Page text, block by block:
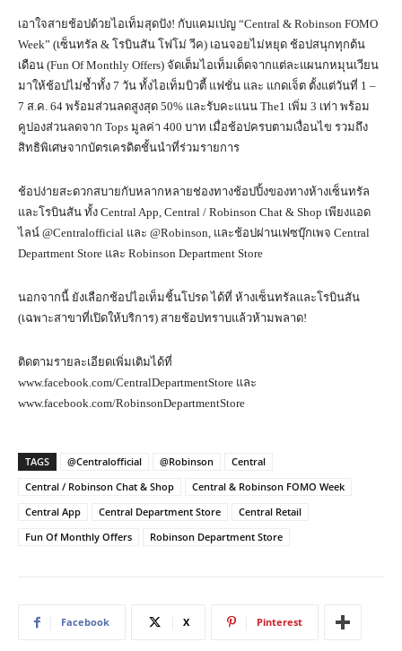
เอาใจสายช้อปด้วยไอเท็มสุดปัง! กับแคมเปญ “Central & Robinson FOMO
Week” (เซ็นทรัล & โรบินสัน โฟโม่ วีค) เอนจอยไม่หยุด ช้อปสนุกทุกต้น
เดือน (Fun Of Monthly Offers) จัดเต็มไอเท็มเด็ดจากแต่ละแผนกหมุนเวียน
มาให้ช้อปไม่ซ้ำทั้ง 7 วัน ทั้งไอเท็มบิวตี้ แฟชั่น และ แกดเจ็ต ตั้งแต่วันที่ 1 –
7 ส.ค. 64 พร้อมส่วนลดสูงสุด 50% และรับคะแนน The1 เพิ่ม 3 เท่า พร้อม
คูปองส่วนลดจาก Tops มูลค่า 400 บาท เมื่อช้อปครบตามเงื่อนไข รวมถึง
สิทธิพิเศษจากบัตรเครดิตชั้นนำที่ร่วมรายการ
ช้อปง่ายสะดวกสบายกับหลากหลายช่องทางช้อปปิ้งของทางห้างเซ็นทรัล
และโรบินสัน ทั้ง Central App, Central / Robinson Chat & Shop เพียงแอด
ไลน์ @Centralofficial และ @Robinson, และช้อปผ่านเฟซบุ๊กเพจ Central
Department Store และ Robinson Department Store
นอกจากนี้ ยังเลือกช้อปไอเท็มชิ้นโปรด ได้ที่ ห้างเซ็นทรัลและโรบินสัน
(เฉพาะสาขาที่เปิดให้บริการ) สายช้อปทราบแล้วห้ามพลาด!
ติดตามรายละเอียดเพิ่มเติมได้ที่
www.facebook.com/CentralDepartmentStore และ
www.facebook.com/RobinsonDepartmentStore
TAGS @Centralofficial @Robinson
Central
Central / Robinson Chat & Shop
Central & Robinson FOMO Week
Central App
Central Department Store
Central Retail
Fun Of Monthly Offers
Robinson Department Store
Facebook X Pinterest